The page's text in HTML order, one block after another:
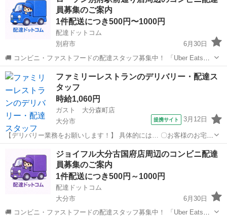
✅ 業務内容...
員募集のご案内
1件配送につき500円〜1000円
配達ドットコム
別府市
6月30日
🚚 コンビニ・ファストフードの配達スタッフ募集中！ 「Uber Eats」
や「出前館」のように、配達専用アプリを使ってお仕事するスタイル
です。 オファー内容を見てから、受けるかどうかを自由に選べます！
✅ 業務内容...
大分 スタッフ
ファミリーレストランのデリバリー・配達ス
タッフ
時給1,060円
ガスト 大分森町店
大分市
提携サイト 3月12日
【デリバリー業務をお願いします！】 具体的には… 〇お客様のお宅ま
で料理やお弁当の配達 をお任せします♪ ※空き時間はバックヤード業
務をお手伝いしていただくことがあります 【安心して働けます◎】 ・
配達は1時間に2件、多く...
配送
ジョイフル大分古国府店周辺のコンビニ配達
員募集のご案内
1件配送につき500円～1000円
配達ドットコム
大分市
6月30日
🚚 コンビニ・ファストフードの配達スタッフ募集中！ 「Uber Eats」